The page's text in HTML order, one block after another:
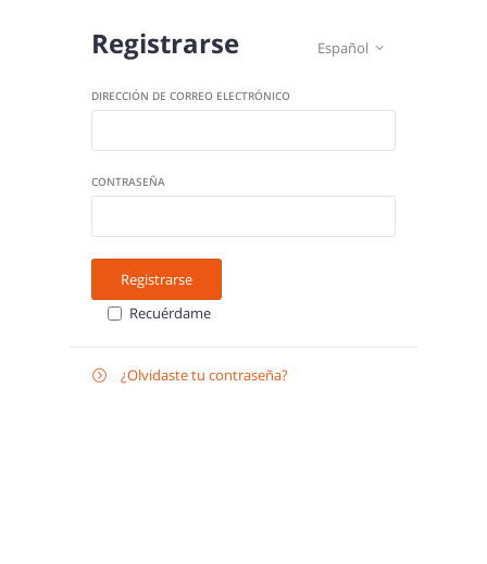
Español 
Registrarse
DIRECCIÓN DE CORREO ELECTRÓNICO
CONTRASEÑA
Registrarse
Recuérdame
 ¿Olvidaste tu contraseña?